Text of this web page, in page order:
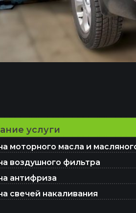
услуги
моторного масла и
воздушного фильтра
антифриза
свечей накаливания